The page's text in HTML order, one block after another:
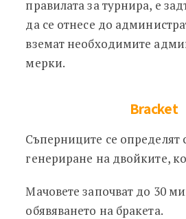
правилата за турнира, е
да се отнесе до
вземат необходимите
мерки.
Bracket
Съперниците се определят
генериране на двойките,
Мачовете започват до 30
обявяването на бракета.